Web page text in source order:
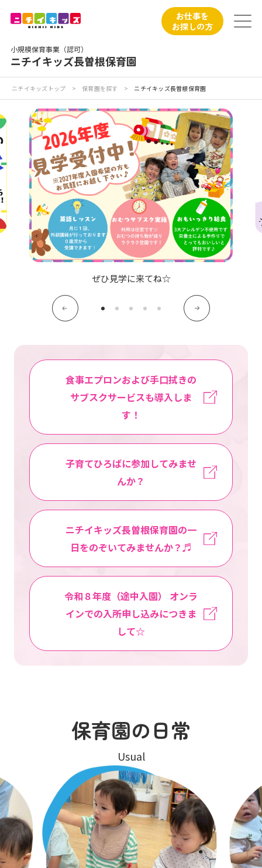
小規模保育事業（認可）
ニチイキッズ長曽根保育園
お仕事を
お探しの方
ニチイが大切にしていること
お食事
保育園見学
入園の概要
子育てひろばのご紹介
よくあるご質問
保育園に関するお問い合わせ
サイトマップ ニチイ学館オフィシャルサイト
ニチイキッズトップ > 保育園を探す > ニチイキッズ長曽根保育園
ぜひ見学に来てね☆
食事エプロンおよび手口拭きの
サブスクサービスも導入しま
す！
子育てひろばに参加してみませ
んか？
ニチイキッズ長曽根保育園の一
日をのぞいてみませんか？♬
令和８年度（途中入園） オンラ
インでの入所申し込みにつきま
して☆
保育園の日常
Usual